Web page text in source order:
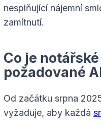
nesplňující nájemní
zamítnutí.
Co je
požadované
Od začátku srpna
vyžaduje, aby každá